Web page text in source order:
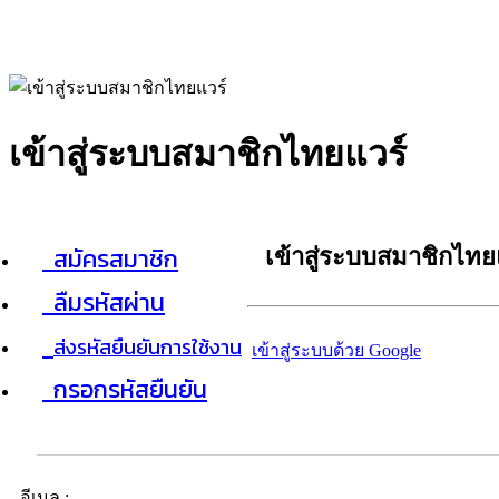
เข้าสู่ระบบสมาชิกไทยแวร์
สมัครสมาชิก
ลืมรหัสผ่าน
ส่งรหัสยืนยันการใช้งาน
กรอกรหัสยืนยัน
เข้าสู่ระบบสมาชิกไท
เข้าสู่ระบบด้วย Google